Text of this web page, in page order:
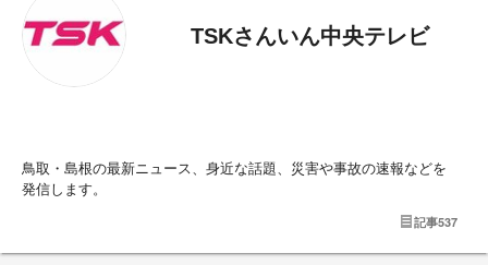
TSKさんいん中央テレビ
鳥取・島根の最新ニュース、身近な話題、災害や事故の速報などを
発信します。
記事537